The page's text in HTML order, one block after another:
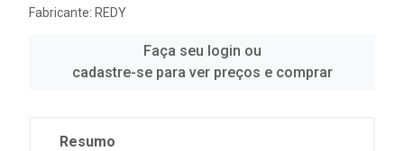
Fabricante: REDY
Faça seu login ou
cadastre-se para ver preços e comprar
Resumo